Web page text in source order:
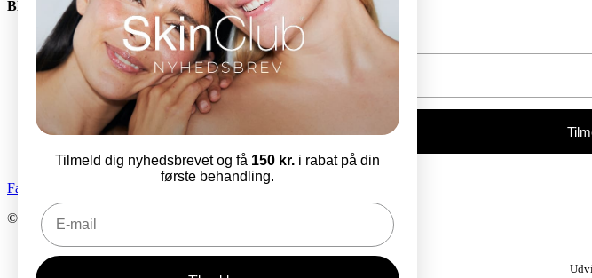
Bliv en del af SkinClub
E-mail
Facebook-f
© SkinClub 2025
Tilmeld dig nyhedsbrevet og få 150 kr. i rabat på din
første behandling.